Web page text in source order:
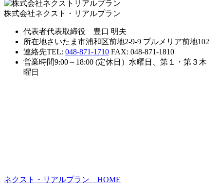
株式会社ネクスト・リアルプラン
代表者代表取締役 豊口 明夫
所在地さいたま市浦和区前地2-9-9 プルメリア前地102
連絡先TEL: 048-871-1710 FAX: 048-871-1810
営業時間9:00～18:00 (定休日）水曜日、第１・第３木
曜日
ネクスト・リアルプラン HOME